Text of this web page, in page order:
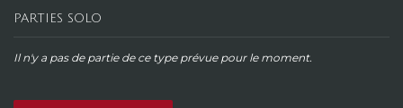
PARTIES SOLO
Il n'y a pas de partie de ce type prévue pour le moment.